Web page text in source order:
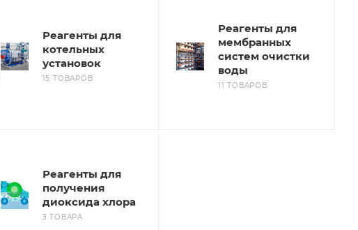
Реагенты для
котельных
установок
15 ТОВАРОВ
Реагенты для
мембранных
систем очистки
воды
11 ТОВАРОВ
Реагенты для
получения
диоксида хлора
3 ТОВАРА